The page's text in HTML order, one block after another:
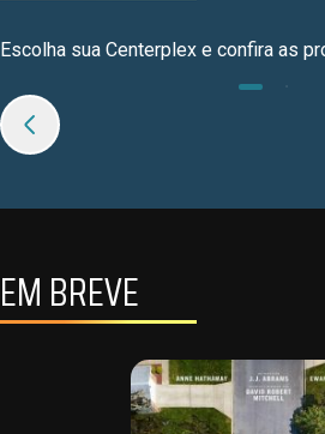
Escolha sua Centerplex e confira as
EM BREVE